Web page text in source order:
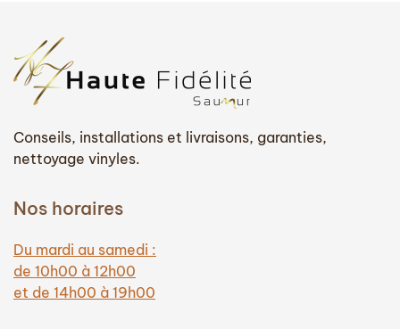
Conseils, installations et livraisons, garanties,
nettoyage vinyles.
Nos horaires
Du mardi au samedi :
de 10h00 à 12h00
et de 14h00 à 19h00